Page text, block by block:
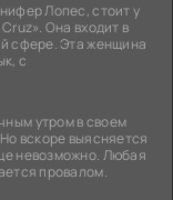
Лопес, стоит у
Она входит в
сфере. Эта женщина
с
утром в своем
вскоре выясняется
невозможно. Любая
провалом.